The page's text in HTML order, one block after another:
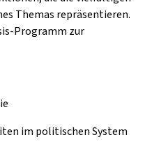
Themas repräsentieren.
Programm zur
im politischen System